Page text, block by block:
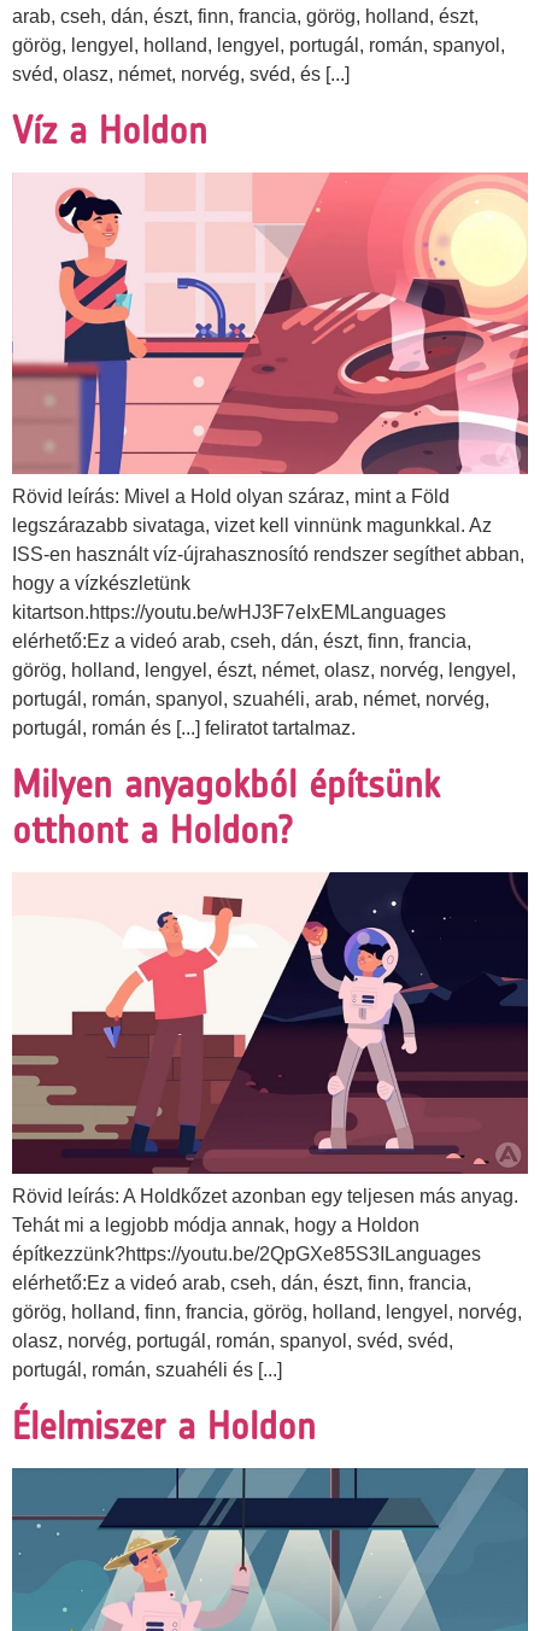
arab, cseh, dán, észt, finn, francia, görög, holland, észt,
görög, lengyel, holland, lengyel, portugál, román, spanyol,
svéd, olasz, német, norvég, svéd, és [...]
Víz a Holdon
Rövid leírás: Mivel a Hold olyan száraz, mint a Föld
legszárazabb sivataga, vizet kell vinnünk magunkkal. Az
ISS-en használt víz-újrahasznosító rendszer segíthet abban,
hogy a vízkészletünk
kitartson.https://youtu.be/wHJ3F7eIxEMLanguages
elérhető:Ez a videó arab, cseh, dán, észt, finn, francia,
görög, holland, lengyel, észt, német, olasz, norvég, lengyel,
portugál, román, spanyol, szuahéli, arab, német, norvég,
portugál, román és [...] feliratot tartalmaz.
Milyen anyagokból építsünk
otthont a Holdon?
Rövid leírás: A Holdkőzet azonban egy teljesen más anyag.
Tehát mi a legjobb módja annak, hogy a Holdon
építkezzünk?https://youtu.be/2QpGXe85S3ILanguages
elérhető:Ez a videó arab, cseh, dán, észt, finn, francia,
görög, holland, finn, francia, görög, holland, lengyel, norvég,
olasz, norvég, portugál, román, spanyol, svéd, svéd,
portugál, román, szuahéli és [...]
Élelmiszer a Holdon